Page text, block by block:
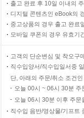
출고 완료 후 10일 이내의
디지털 콘텐츠인 eBook의
중고상품의 경우 출고 완료
모바일 쿠폰의 경우 유효기
고객의 단순변심 및 착오구
직수입양서/직수입일서중
단, 아래의 주문/취소 조건
오늘 00시 ~ 06시 30분
오늘 06시 30분 이후 주
직수입 음반/영상물/기프트